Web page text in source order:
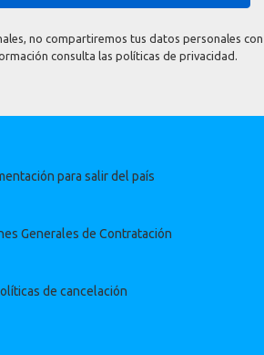
no compartiremos tus datos personales con
consulta las políticas de privacidad.
para salir del país
Generales de Contratación
de cancelación